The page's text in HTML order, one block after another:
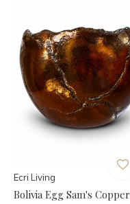
Ecri Living
Bolivia Egg Sam's Copper